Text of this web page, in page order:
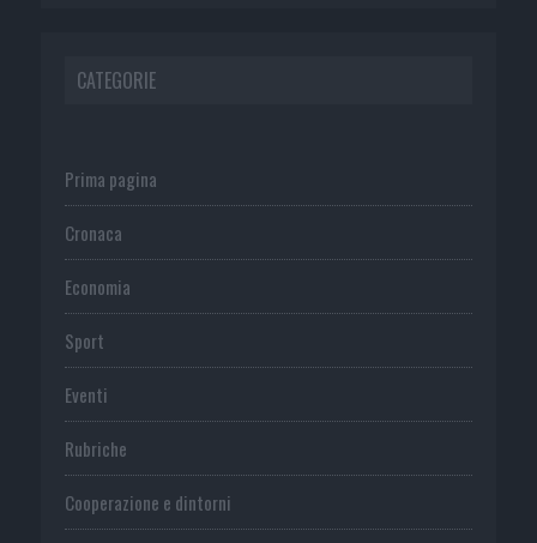
CATEGORIE
Prima pagina
Cronaca
Economia
Sport
Eventi
Rubriche
Cooperazione e dintorni